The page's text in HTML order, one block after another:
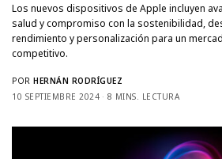
Los nuevos dispositivos de Apple incluyen
salud y compromiso con la sostenibilidad,
rendimiento y personalización para un
competitivo.
POR HERNÁN RODRÍGUEZ
10 SEPTIEMBRE 2024
8 MINS. LECTURA